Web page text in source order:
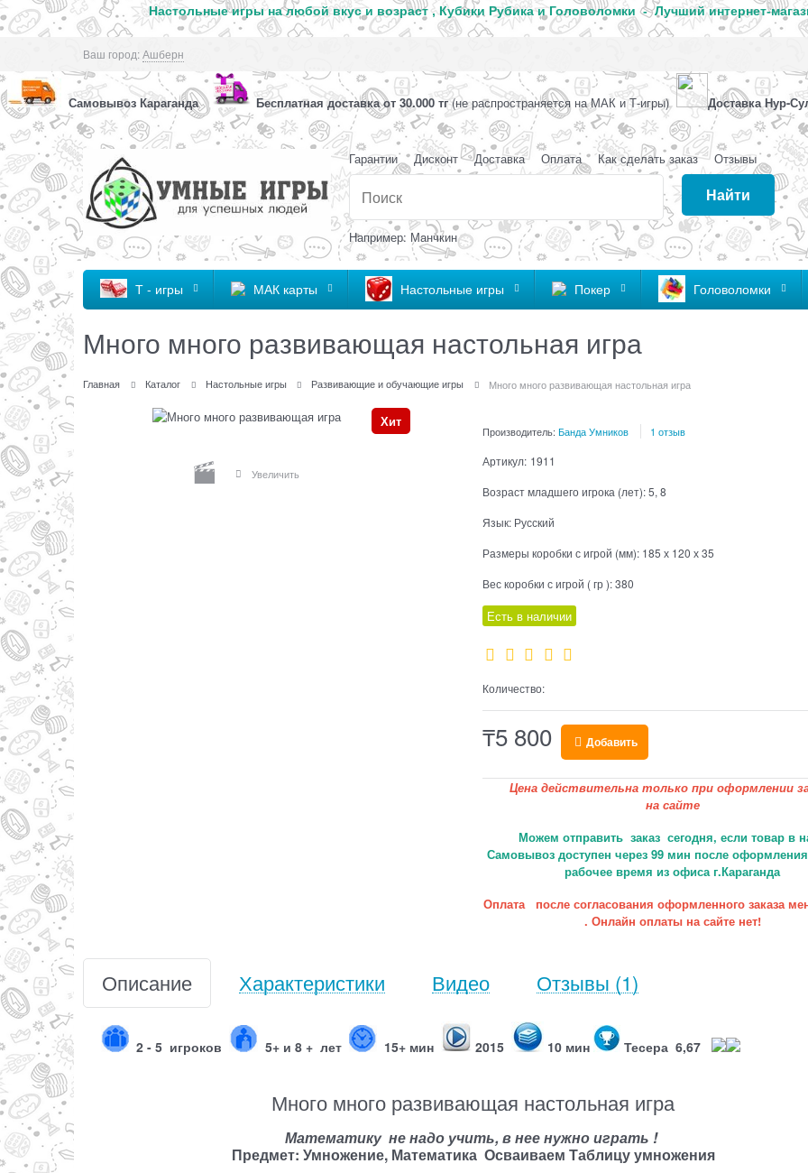
Настольные игры на любой вкус и возраст , Кубики Рубика и Головоломки - Лучший интернет-
Ваш город:Ашберн
Самовывоз Караганда Бесплатная доставка от 30.000 тг(не распространяется на МАК и Т-игры) Доставка Нур-
Гарантии Дисконт Доставка Оплата Как сделать заказ Отзывы
Найти
Например: Манчкин
Т - игры МАК карты Настольные игры Покер Головоломки
Много много развивающая настольная игра
Главная Каталог Настольные игры Развивающие и обучающие игры Много много развивающая настольная игра
Хит
Увеличить
Производитель: Банда Умников 1 отзыв
Артикул: 1911
Возраст младшего игрока (лет):5, 8
Язык: Русский
Размеры коробки с игрой (мм): 185 х 120 х 35
Вес коробки с игрой ( гр ):380
Есть в наличии
Количество:
₸5 800 Добавить
Цена действительна только при оформлении
на сайте
Можем отправить заказ сегодня, если товар в
Самовывоз доступен через 99 мин после оформления
рабочее время из офиса г.Караганда
Оплата после согласования оформленного заказа
. Онлайн оплаты на сайте нет!
Описание Характеристики Видео Отзывы (1)
2 - 5 игроков 5+ и 8 + лет 15+ мин 2015 10 мин Тесера 6,67
Много много развивающая настольная игра
Математику не надо учить, в нее нужно играть !
Предмет: Умножение, Математика Осваиваем Таблицу умножения